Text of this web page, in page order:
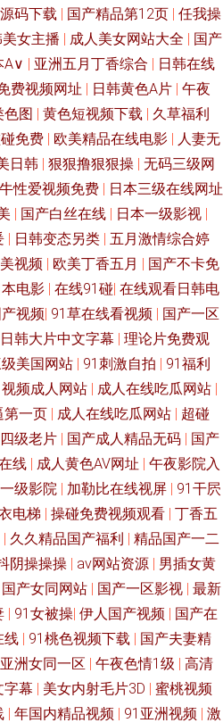
精品久成人久九 久草社区蜜臀 欧美久久
欧美性爱va 熟妇人妻一区二区 五月天婷
院网址 91大神孕妇 91福利导航视频 成人
五码 成人不卡一区 91n福利姬视频 玖玖
91海外资源 久久嫩草精品久 91精片 欧美
91视频免贵观看 成人视频无乱码 东方AV
洲特色色情三级毛片 亚洲男人天堂手机
观看 91妹妹 91视频日本情侣 国产91九
七月婷婷 91看片看婬黄大片 99青草在线
豆免费看网页 日比打炮 天美传媒A片 亚州
入口 欧美成人A区 91久久一 日韩123区
源 一本道娱乐网 中文日韩在线播放 91在
精品无吗 加勒比成人AV影院 久操视频在
网三级片 日韩精品在线人妻 亚洲色图欧
码下载 | 国产精品第12页 | 任我操
美女主播 | 成人美女网站大全 | 国产
A∨ | 亚洲五月丁香综合 | 日韩在线
费视频网址 | 日韩黄色A片 | 午夜
色图 | 黄色短视频下载 | 久草福利
免费 | 欧美精品在线电影 | 人妻无
日韩 | 狠狠撸狠狠操 | 无码三级网
性爱视频免费 | 日本三级在线网址
| 国产白丝在线 | 日本一级影视 |
| 日韩变态另类 | 五月激情综合婷
视频 | 欧美丁香五月 | 国产不卡免
电影 | 在线91碰| 在线观看日韩电
视频| 91草在线看视频 | 国产一区
日韩大片中文字幕 | 理论片免费观
美国网站 | 91刺激自拍 | 91福利
频成人网站 | 成人在线吃瓜网站 |
第一页 | 成人在线吃瓜网站 | 超碰
级老片 | 国产成人精品无码 | 国产
线 | 成人黄色AV网址 | 午夜影院入
级影院 | 加勒比在线视屏 | 91干屄
电梯 | 操碰免费视频观看 | 丁香五
| 久久精品国产福利 | 精品国产一二
阴操操操 | av网站资源 | 男插女黄
国产女同网站 | 国产一区影视 | 最新
| 91女被操| 伊人国产视频 | 国产在
线 | 91桃色视频下载 | 国产夫妻精
亚洲女同一区 | 午夜色情1级 | 高清
字幕 | 美女内射毛片3D | 蜜桃视频
| 年国内精品视频 | 91亚洲视频 | 激